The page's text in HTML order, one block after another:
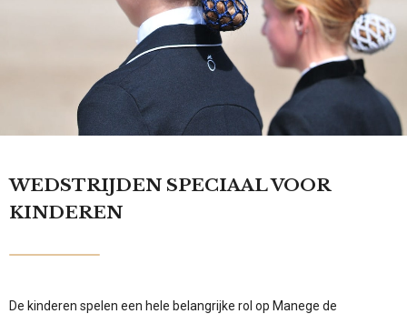
WEDSTRIJDEN SPECIAAL VOOR
KINDEREN
De kinderen spelen een hele belangrijke rol op Manege de